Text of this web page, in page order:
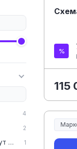
4
2
МИТУ — Московский Институт Технологий и Управления 1
115